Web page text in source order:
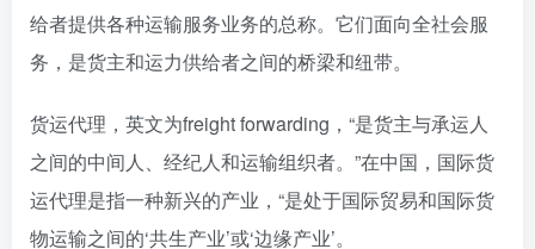
给者提供各种运输服务业务的总称。它们面向全社会服
务，是货主和运力供给者之间的桥梁和纽带。
货运代理，英文为freight forwarding，“是货主与承运人
之间的中间人、经纪人和运输组织者。”在中国，国际货
运代理是指一种新兴的产业，“是处于国际贸易和国际货
物运输之间的‘共生产业’或‘边缘产业’。